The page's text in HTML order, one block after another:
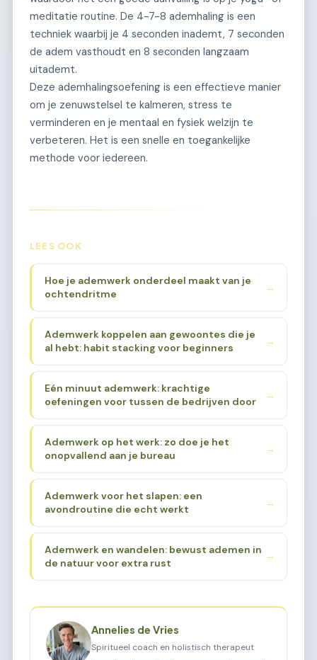
meditatie routine. De 4-7-8 ademhaling is een
techniek waarbij je 4 seconden inademt, 7 seconden
de adem vasthoudt en 8 seconden langzaam
uitademt.
Deze ademhalingsoefening is een effectieve manier
om je zenuwstelsel te kalmeren, stress te
verminderen en je mentaal en fysiek welzijn te
verbeteren. Het is een snelle en toegankelijke
methode voor iedereen.
LEES OOK
Hoe je ademwerk onderdeel maakt van je
ochtendritme
→
Ademwerk koppelen aan gewoontes die je
al hebt: habit stacking voor beginners
→
Eén minuut ademwerk: krachtige
oefeningen voor tussen de bedrijven door
→
Ademwerk op het werk: zo doe je het
onopvallend aan je bureau
→
Ademwerk voor het slapen: een
avondroutine die echt werkt
→
Ademwerk en wandelen: bewust ademen in
de natuur voor extra rust
→
Annelies de Vries
Spiritueel coach en holistisch therapeut